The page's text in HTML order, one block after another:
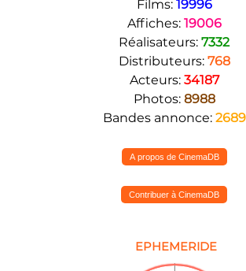
Films: 19996
Affiches: 19006
Réalisateurs: 7332
Distributeurs: 768
Acteurs: 34187
Photos: 8988
Bandes annonce: 2689
A propos de CinemaDB
Contribuer à CinemaDB
EPHEMERIDE